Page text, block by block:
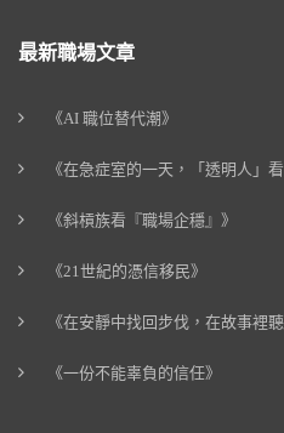
最新職場文章
《AI 職位替代潮》
《在急症室的一天，「透明人」
《斜槓族看『職場企穩』》
《21世紀的憑信移民》
《在安靜中找回步伐，在故事裡聽
《一份不能辜負的信任》